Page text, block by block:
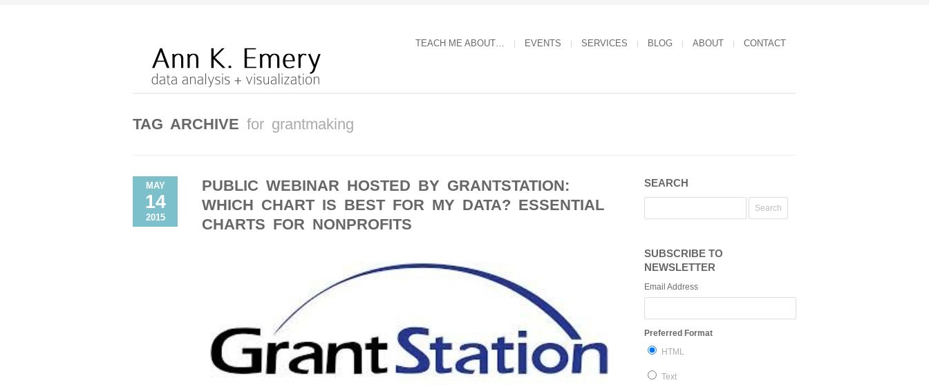
TEACH ME ABOUT… EVENTS SERVICES BLOG ABOUT CONTACT
TAG ARCHIVE for grantmaking
MAY
14
2015
PUBLIC WEBINAR HOSTED BY GRANTSTATION:
WHICH CHART IS BEST FOR MY DATA? ESSENTIAL
CHARTS FOR NONPROFITS
SEARCH
SUBSCRIBE TO
NEWSLETTER
Email Address
Preferred Format
HTML
Text